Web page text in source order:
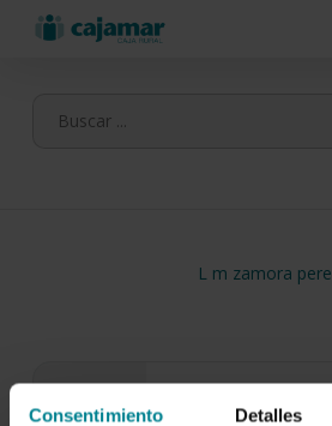
Consentimiento Detalles
L m zamora